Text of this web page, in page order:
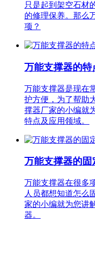
只是起到架空石材
的修理保养。那么
项？
万能支撑器的
万能支撑器是现在
护方便，为了帮助
撑器厂家的小编就
特点及应用领域。
万能支撑器的固
万能支撑器在很多
人员都想知道怎么
家的小编就为您讲
器。